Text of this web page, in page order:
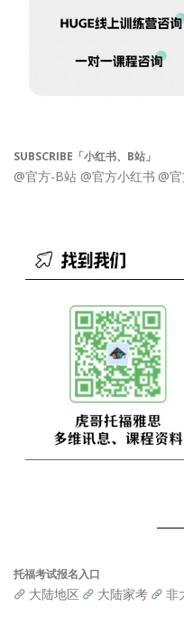
SUBSCRIBE「小红书、B站」
@官方-B站 @官方小红书 @
托福考试报名入口
大陆地区 大陆家考 非